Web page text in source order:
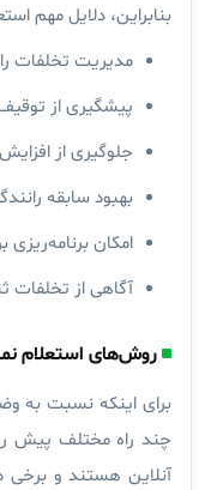
بنابراین، دلایل مهم
مدیریت تخلفات
پیشگیری از
جلوگیری از
بهبود سابقه
امکان
آگاهی از
روش‌های استعلام
برای اینکه نسبت به
چند راه مختلف پیش
آنلاین هستند و برخی